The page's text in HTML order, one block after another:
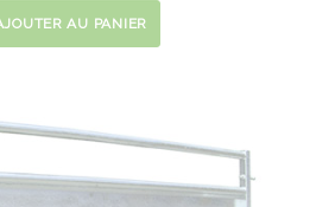
AU PANIER